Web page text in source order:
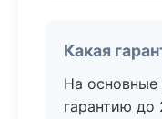
Какая
На основные
гарантию до